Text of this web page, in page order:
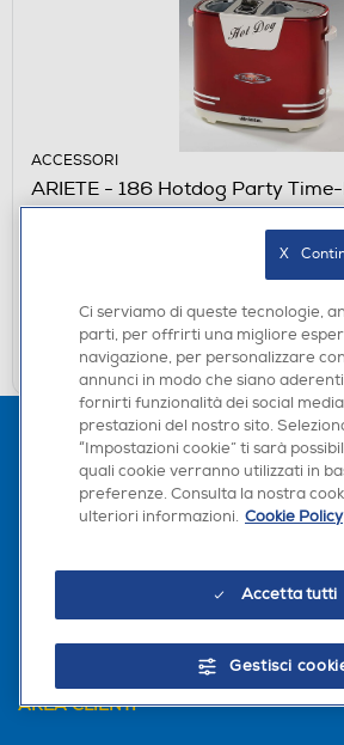
ACCESSORI
ARIETE - 186 Hotdog Party
CERCA NEGOZIO
AREA CLIENTI
Ci serviamo di queste tecnologie,
parti, per offrirti una migliore
navigazione, per personalizzare
annunci in modo che siano
fornirti funzionalità dei social
prestazioni del nostro sito.
“Impostazioni cookie” ti sarà
quali cookie verranno utilizzati in
preferenze. Consulta la nostra
ulteriori informazioni. Cookie Policy
Accetta tutti
Gestisci
X